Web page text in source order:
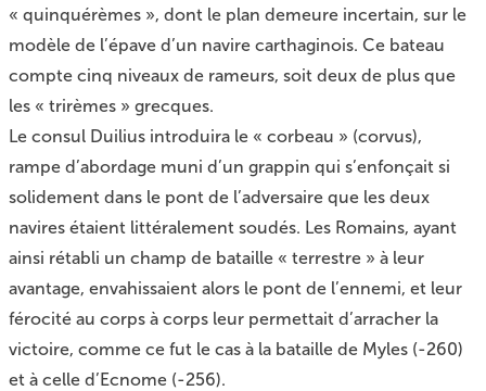
« quinquérèmes », dont le plan demeure incertain, sur le
modèle de l’épave d’un navire carthaginois. Ce bateau
compte cinq niveaux de rameurs, soit deux de plus que
les « trirèmes » grecques.
Le consul Duilius introduira le « corbeau » (corvus),
rampe d’abordage muni d’un grappin qui s’enfonçait si
solidement dans le pont de l’adversaire que les deux
navires étaient littéralement soudés. Les Romains, ayant
ainsi rétabli un champ de bataille « terrestre » à leur
avantage, envahissaient alors le pont de l’ennemi, et leur
férocité au corps à corps leur permettait d’arracher la
victoire, comme ce fut le cas à la bataille de Myles (-260)
et à celle d’Ecnome (-256).